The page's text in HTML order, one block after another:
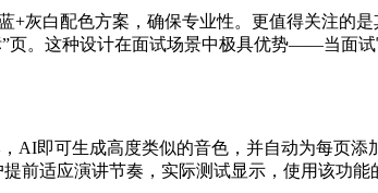
+灰白配色方案，确保专业性。更值得关注的
页。这种设计在面试场景中极具优势——当面
AI即可生成高度类似的音色，并自动为每页
适应演讲节奏，实际测试显示，使用该功能